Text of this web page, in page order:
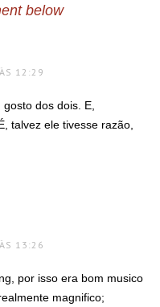
below
12:29
dos dois. E,
talvez ele tivesse razão,
13:26
por isso era bom musico
magnifico;